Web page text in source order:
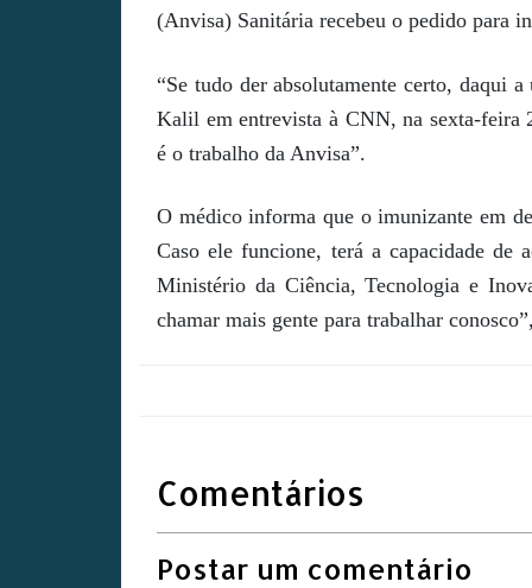
(Anvisa) Sanitária recebeu o pedido para
“Se tudo der absolutamente certo, daqui
Kalil em entrevista à CNN, na sexta-feira
é o trabalho da Anvisa”.
O médico informa que o imunizante em
Caso ele funcione, terá a capacidade de
Ministério da Ciência, Tecnologia e
chamar mais gente para trabalhar
Comentários
Postar um comentário